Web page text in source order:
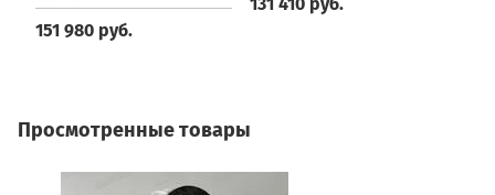
151 980 руб.
Просмотренные товары